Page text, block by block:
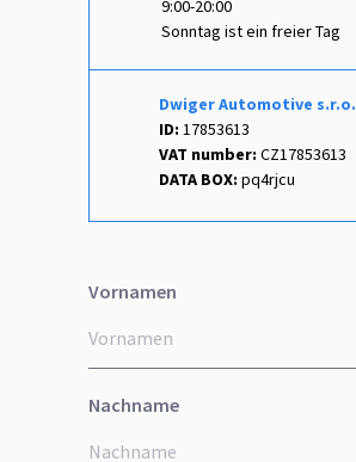
9:00-20:00
Sonntag ist ein freier Tag
Dwiger Automotive s.r.o.
ID: 17853613
VAT number: CZ17853613
DATA BOX: pq4rjcu
Vornamen
Nachname